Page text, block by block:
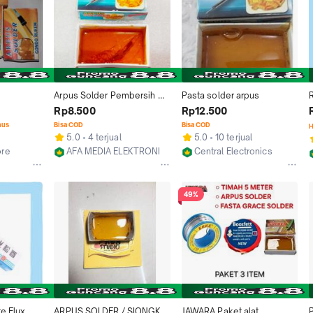
/
Arpus Solder Pembersih
Ujung Solder
Rp8.500
Bisa COD
5.0
4 terjual
AFA MEDIA ELEKTRONIK
Pasta solder arpus
Rp12.500
Bisa COD
5.0
10 terjual
Central Electronics
49%